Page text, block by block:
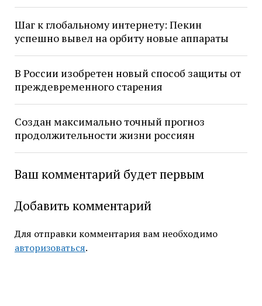
Шаг к глобальному интернету: Пекин
успешно вывел на орбиту новые аппараты
В России изобретен новый способ защиты от
преждевременного старения
Создан максимально точный прогноз
продолжительности жизни россиян
Ваш комментарий будет первым
Добавить комментарий
Для отправки комментария вам необходимо
авторизоваться.